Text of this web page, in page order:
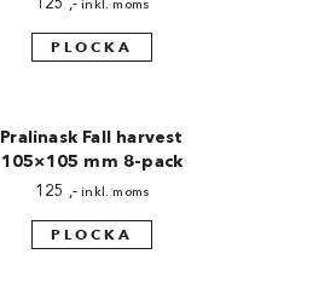
inkl. moms
PLOCKA
Pralinask Fall harvest
105×105 mm 8-pack
125 ,- inkl. moms
PLOCKA